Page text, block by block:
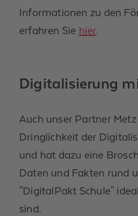
Informationen zu den
erfahren Sie hier.
Digitalisierung
Auch unser Partner
Dringlichkeit der
und hat dazu eine
Daten und Fakten rund
"DigitalPakt Schule"
sind.